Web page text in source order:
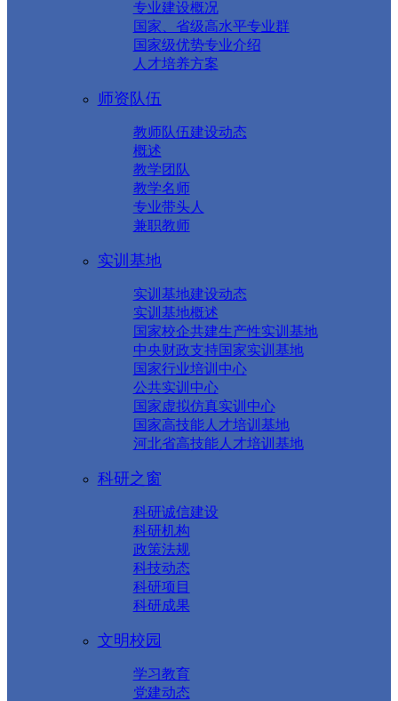
专业建设概况
国家、省级高水平专业群
国家级优势专业介绍
人才培养方案
师资队伍
教师队伍建设动态
概述
教学团队
教学名师
专业带头人
兼职教师
实训基地
实训基地建设动态
实训基地概述
国家校企共建生产性实训基地
中央财政支持国家实训基地
国家行业培训中心
公共实训中心
国家虚拟仿真实训中心
国家高技能人才培训基地
河北省高技能人才培训基地
科研之窗
科研诚信建设
科研机构
政策法规
科技动态
科研项目
科研成果
文明校园
学习教育
党建动态